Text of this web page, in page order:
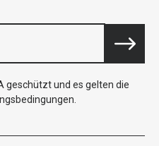
geschützt und es gelten die